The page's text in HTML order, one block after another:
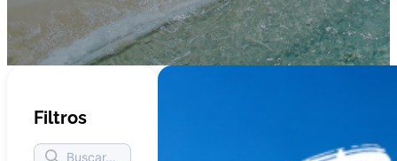
Filtros